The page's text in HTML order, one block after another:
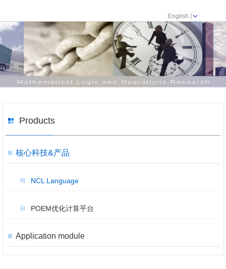
English
Products
核心科技&产品
NCL Language
POEM优化计算平台
Application module